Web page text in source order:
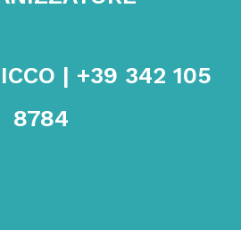
| +39 342 105
8784